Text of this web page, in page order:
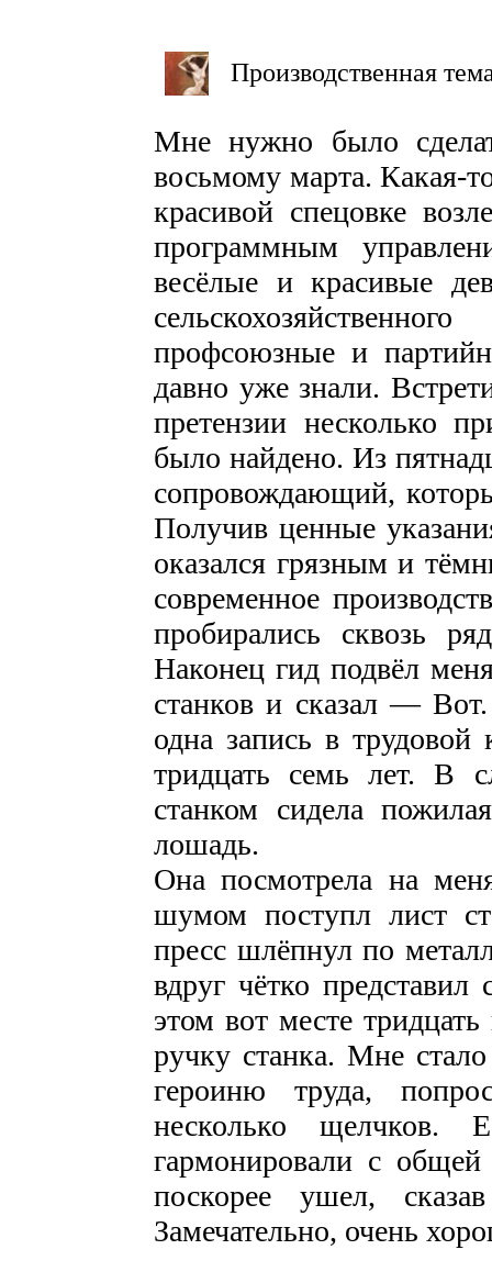
Производственная
Мне нужно было
восьмому марта. Какая-
красивой спецовке
программным
весёлые и красивые
профсоюзные и
давно уже знали.
претензии несколько
было найдено. Из
сопровождающий,
Получив ценные
оказался грязным и
современное
пробирались сквозь
Наконец гид подвёл
станков и сказал —
одна запись в
тридцать семь лет. В
станком сидела
лошадь.
Она посмотрела на
шумом поступл лист
пресс шлёпнул по
вдруг чётко
этом вот месте
ручку станка. Мне
героиню труда,
несколько щелчков.
гармонировали с
поскорее ушел,
Замечательно, очень